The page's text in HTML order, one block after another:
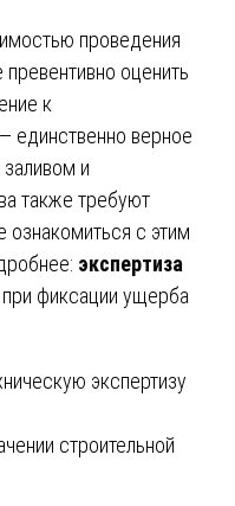
проведения
превентивно оценить
к
единственно верное
и
также требуют
ознакомиться с этим
экспертиза
фиксации ущерба
экспертизу
строительной